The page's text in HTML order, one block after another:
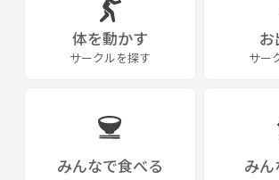
体を動かす
サークルを探す
お
サー
みんなで食べる みん